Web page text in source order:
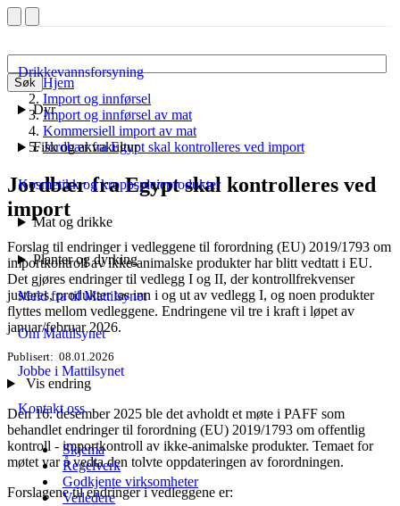
Søk
Drikkevannsforsyning
Dyr
Fisk og akvakultur
Kosmetikk og kroppspleieprodukter
Mat og drikke
Planter og dyrking
Meld fra til Mattilsynet
Om Mattilsynet
Jobbe i Mattilsynet
Kontakt oss
Skjema
Regelverk
Godkjente virksomheter
Veiledere
Hjem
Import og innførsel
Import og innførsel av mat
Kommersiell import av mat
Jordbær fra Egypt skal kontrolleres ved import
Jordbær fra Egypt skal kontrolleres ved
import
Forslag til endringer i vedleggene til forordning (EU) 2019/1793 om
importkontroll av ikke-animalske produkter har blitt vedtatt i EU.
Det gjøres endringer til vedlegg I og II, der kontrollfrekvenser
justeres, produkter tas inn i og ut av vedlegg I, og noen produkter
flyttes mellom vedleggene. Endringene vil tre i kraft i løpet av
januar/februar 2026.
Publisert 08.01.2026
Vis endring
Den 16. desember 2025 ble det avholdt et møte i PAFF som
behandlet endringer til forordning (EU) 2019/1793 om offentlig
kontroll - importkontroll av ikke-animalske produkter. Temaet for
møtet var å vedta den tolvte oppdateringen av forordningen.
Forslagene til endringer i vedleggene er: